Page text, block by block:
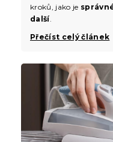
kroků, jako je
další.
Přečíst celý článek